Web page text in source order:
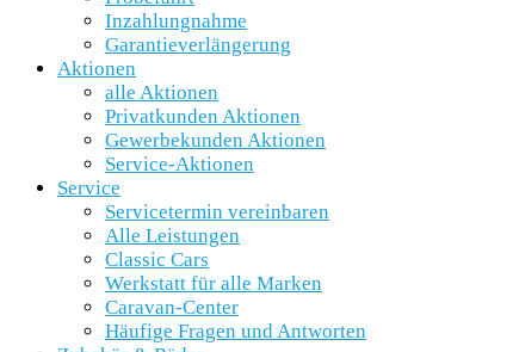
Inzahlungnahme
Garantieverlängerung
Aktionen
alle Aktionen
Privatkunden Aktionen
Gewerbekunden Aktionen
Service-Aktionen
Service
Servicetermin vereinbaren
Alle Leistungen
Classic Cars
Werkstatt für alle Marken
Caravan-Center
Häufige Fragen und Antworten